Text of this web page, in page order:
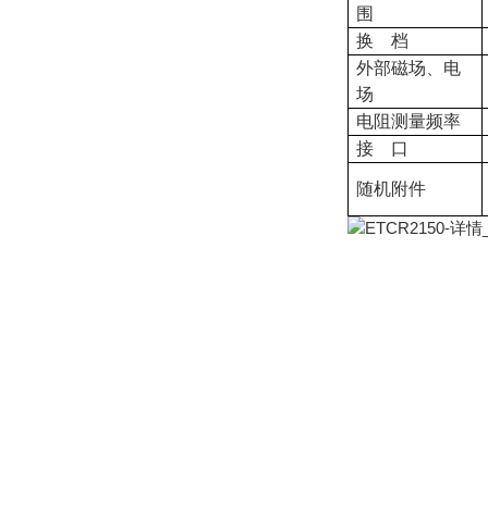
围
换 档
外部磁场、电
场
电阻测量频率
接 口
随机附件